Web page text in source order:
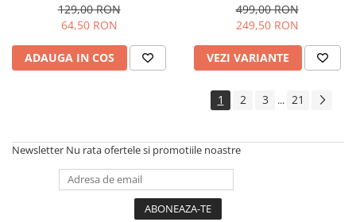
129,00 RON
64,50 RON
ADAUGA IN COS
499,00 RON
249,50 RON
VEZI VARIANTE
1 2 3 ... 21
Newsletter Nu rata ofertele si promotiile noastre